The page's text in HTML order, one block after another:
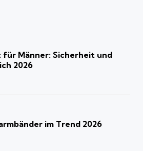
Männer: Sicherheit und
2026
im Trend 2026